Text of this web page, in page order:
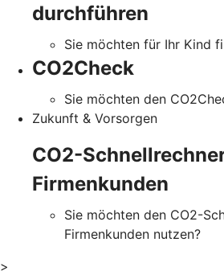
durchführen
Sie möchten für Ihr Kind
CO2Check
Sie möchten den
Zukunft & Vorsorgen
CO2-
Firmenkunden
Sie möchten den CO2-
Firmenkunden nutzen?
>